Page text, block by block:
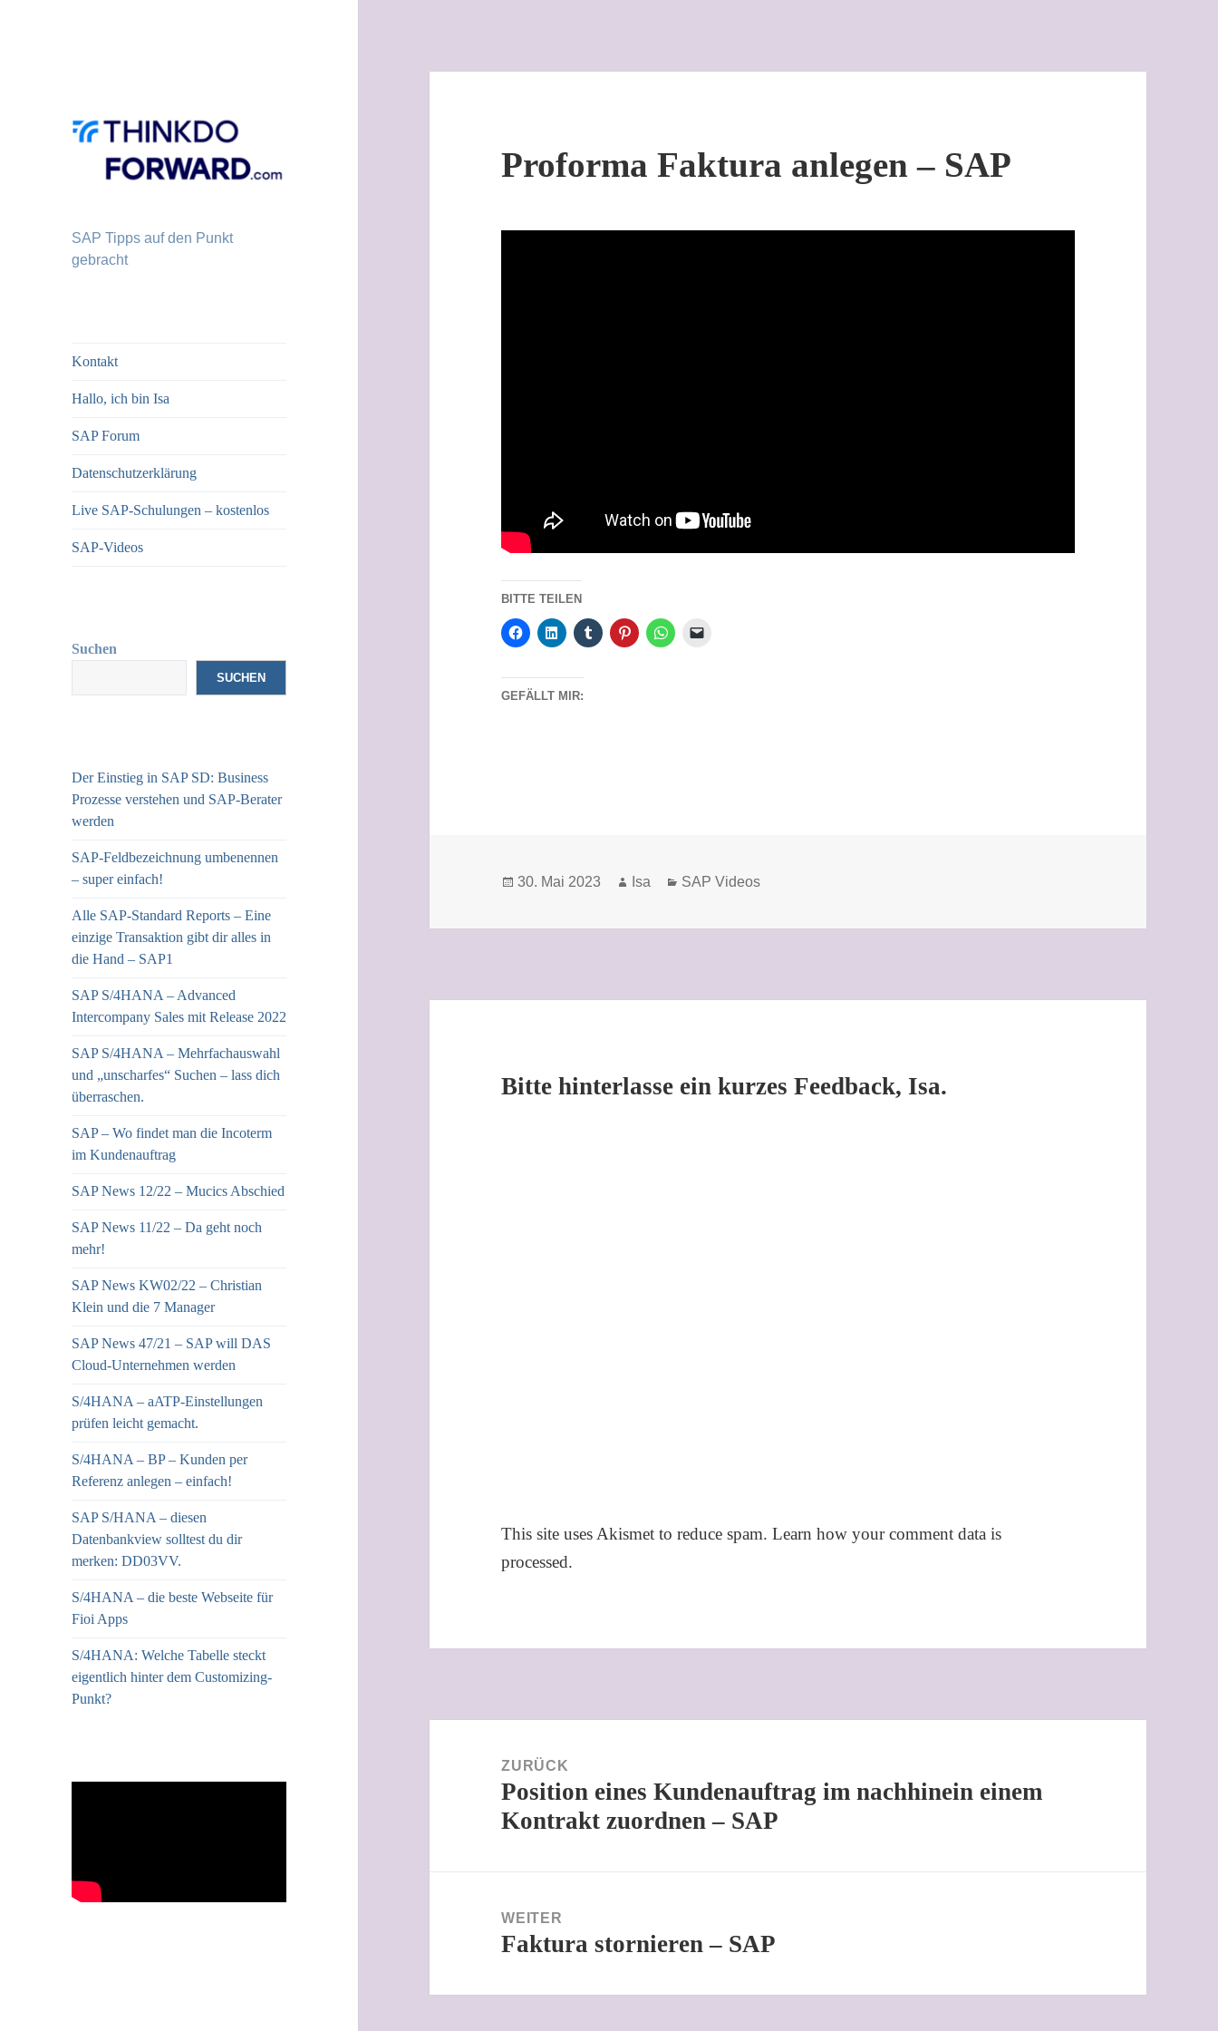
SAP Tipps auf den Punkt
gebracht
Kontakt
Hallo, ich bin Isa
SAP Forum
Datenschutzerklärung
Live SAP-Schulungen – kostenlos
SAP-Videos
Suchen
SUCHEN
Der Einstieg in SAP SD: Business
Prozesse verstehen und SAP-Berater
werden
SAP-Feldbezeichnung umbenennen
– super einfach!
Alle SAP-Standard Reports – Eine
einzige Transaktion gibt dir alles in
die Hand – SAP1
SAP S/4HANA – Advanced
Intercompany Sales mit Release 2022
SAP S/4HANA – Mehrfachauswahl
und „unscharfes“ Suchen – lass dich
überraschen.
SAP – Wo findet man die Incoterm
im Kundenauftrag
SAP News 12/22 – Mucics Abschied
SAP News 11/22 – Da geht noch
mehr!
SAP News KW02/22 – Christian
Klein und die 7 Manager
SAP News 47/21 – SAP will DAS
Cloud-Unternehmen werden
S/4HANA – aATP-Einstellungen
prüfen leicht gemacht.
S/4HANA – BP – Kunden per
Referenz anlegen – einfach!
SAP S/HANA – diesen
Datenbankview solltest du dir
merken: DD03VV.
S/4HANA – die beste Webseite für
Fioi Apps
S/4HANA: Welche Tabelle steckt
eigentlich hinter dem Customizing-
Punkt?
Proforma Faktura anlegen – SAP
BITTE TEILEN
GEFÄLLT MIR:
Veröffentlicht
30. Mai 2023 Autor
Isa Kategorien
SAP Videos
Bitte hinterlasse ein kurzes Feedback, Isa.
This site uses Akismet to reduce spam.Learn how your comment data is
processed.
ZURÜCK
Vorheriger
Beitrag:
Position eines Kundenauftrag im nachhinein einem
Kontrakt zuordnen – SAP
WEITER
Nächster
Faktura stornieren – SAP